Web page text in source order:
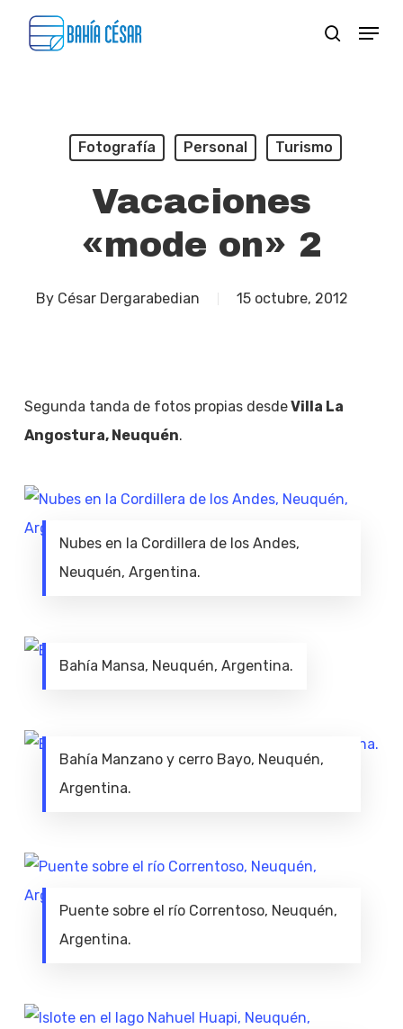
search
Menu
Fotografía Personal Turismo
Vacaciones
«mode on» 2
By César Dergarabedian 15 octubre, 2012
Segunda tanda de fotos propias desdeVilla La
Angostura, Neuquén.
Nubes en la Cordillera de los Andes,
Neuquén, Argentina.
Bahía Mansa, Neuquén, Argentina.
Bahía Manzano y cerro Bayo, Neuquén,
Argentina.
Puente sobre el río Correntoso, Neuquén,
Argentina.